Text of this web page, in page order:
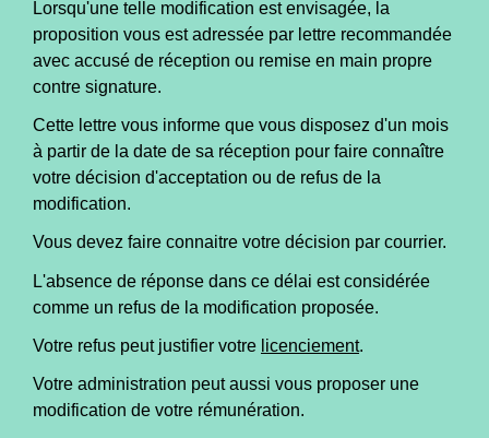
Lorsqu'une telle modification est envisagée, la
proposition vous est adressée par lettre recommandée
avec accusé de réception ou remise en main propre
contre signature.
Cette lettre vous informe que vous disposez d'un mois
à partir de la date de sa réception pour faire connaître
votre décision d'acceptation ou de refus de la
modification.
Vous devez faire connaitre votre décision par courrier.
L'absence de réponse dans ce délai est considérée
comme un refus de la modification proposée.
Votre refus peut justifier votre licenciement.
Votre administration peut aussi vous proposer une
modification de votre rémunération.